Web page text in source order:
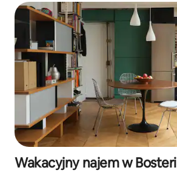
Wakacyjny najem w Bosteri